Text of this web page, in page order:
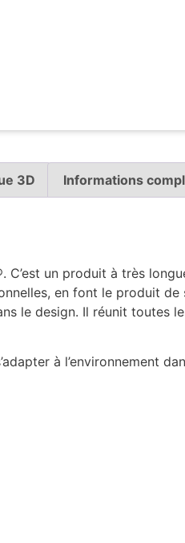
3D Informations
un produit à très
en font le produit
le design. Il réunit toutes
à l’environnement